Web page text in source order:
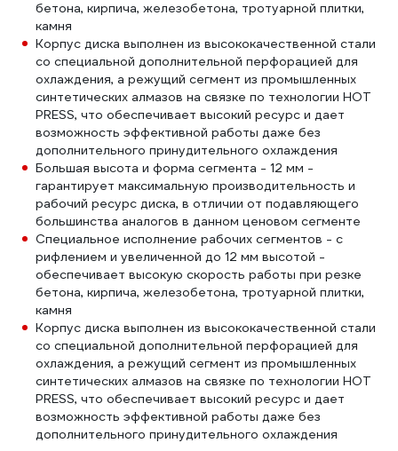
бетона, кирпича, железобетона, тротуарной плитки,
камня
Корпус диска выполнен из высококачественной стали
со специальной дополнительной перфорацией для
охлаждения, а режущий сегмент из промышленных
синтетических алмазов на связке по технологии HOT
PRESS, что обеспечивает высокий ресурс и дает
возможность эффективной работы даже без
дополнительного принудительного охлаждения
Большая высота и форма сегмента - 12 мм -
гарантирует максимальную производительность и
рабочий ресурс диска, в отличии от подавляющего
большинства аналогов в данном ценовом сегменте
Специальное исполнение рабочих сегментов - с
рифлением и увеличенной до 12 мм высотой -
обеспечивает высокую скорость работы при резке
бетона, кирпича, железобетона, тротуарной плитки,
камня
Корпус диска выполнен из высококачественной стали
со специальной дополнительной перфорацией для
охлаждения, а режущий сегмент из промышленных
синтетических алмазов на связке по технологии HOT
PRESS, что обеспечивает высокий ресурс и дает
возможность эффективной работы даже без
дополнительного принудительного охлаждения